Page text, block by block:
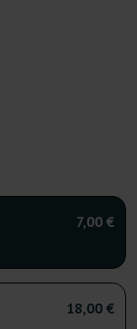
7,00 €
18,00 €